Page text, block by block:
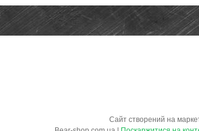
Сайт створений на